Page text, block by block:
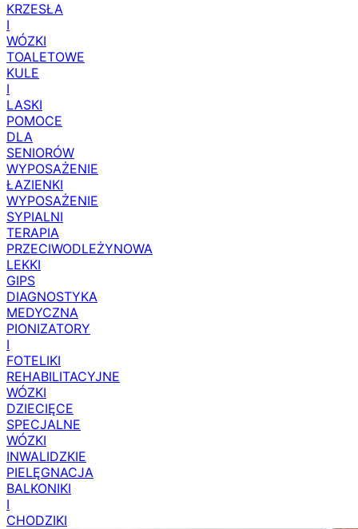
KRZESŁA
I
WÓZKI
TOALETOWE
KULE
I
LASKI
POMOCE
DLA
SENIORÓW
WYPOSAŻENIE
ŁAZIENKI
WYPOSAŻENIE
SYPIALNI
TERAPIA
PRZECIWODLEŻYNOWA
LEKKI
GIPS
DIAGNOSTYKA
MEDYCZNA
PIONIZATORY
I
FOTELIKI
REHABILITACYJNE
WÓZKI
DZIECIĘCE
SPECJALNE
WÓZKI
INWALIDZKIE
PIELĘGNACJA
BALKONIKI
I
CHODZIKI